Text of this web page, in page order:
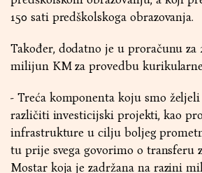
150 sati predškolskoga obrazovanja.
Također, dodatno je u proračunu za
milijun KM za provedbu
- Treća komponenta koju smo
različiti investicijski projekti, kao
infrastrukture u cilju boljeg
tu prije svega govorimo o transferu
Mostar koja je zadržana na razini